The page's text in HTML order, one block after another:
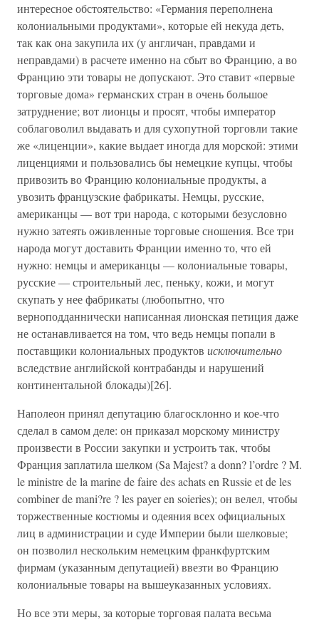
интересное обстоятельство: «Германия переполнена
колониальными продуктами», которые ей некуда деть,
так как она закупила их (у англичан, правдами и
неправдами) в расчете именно на сбыт во Францию, а во
Францию эти товары не допускают. Это ставит «первые
торговые дома» германских стран в очень большое
затруднение; вот лионцы и просят, чтобы император
соблаговолил выдавать и для сухопутной торговли такие
же «лиценции», какие выдает иногда для морской: этими
лиценциями и пользовались бы немецкие купцы, чтобы
привозить во Францию колониальные продукты, а
увозить французские фабрикаты. Немцы, русские,
американцы — вот три народа, с которыми безусловно
нужно затеять оживленные торговые сношения. Все три
народа могут доставить Франции именно то, что ей
нужно: немцы и американцы — колониальные товары,
русские — строительный лес, пеньку, кожи, и могут
скупать у нее фабрикаты (любопытно, что
верноподданнически написанная лионская петиция даже
не останавливается на том, что ведь немцы попали в
поставщики колониальных продуктов исключительно
вследствие английской контрабанды и нарушений
континентальной блокады)[26].
Наполеон принял депутацию благосклонно и кое-что
сделал в самом деле: он приказал морскому министру
произвести в России закупки и устроить так, чтобы
Франция заплатила шелком (Sa Majest? a donn? l’ordre ? M.
le ministre de la marine de faire des achats en Russie et de les
combiner de mani?re ? les payer en soieries); он велел, чтобы
торжественные костюмы и одеяния всех официальных
лиц в администрации и суде Империи были шелковые;
он позволил нескольким немецким франкфуртским
фирмам (указанным депутацией) ввезти во Францию
колониальные товары на вышеуказанных условиях.
Но все эти меры, за которые торговая палата весьма